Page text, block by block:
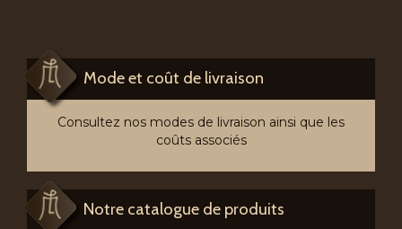
Mode et coût de livraison
Consultez nos modes de livraison ainsi que les
coûts associés
Notre catalogue de produits